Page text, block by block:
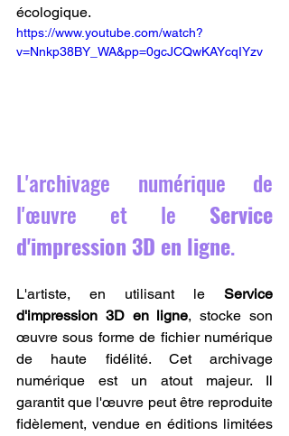
écologique.
https://www.youtube.com/watch?
v=Nnkp38BY_WA&pp=0gcJCQwKAYcqIYzv
L'archivage numérique de
l'œuvre et le Service
d'impression 3D en ligne.
L'artiste, en utilisant le Service
d'impression 3D en ligne, stocke son
œuvre sous forme de fichier numérique
de haute fidélité. Cet archivage
numérique est un atout majeur. Il
garantit que l'œuvre peut être reproduite
fidèlement, vendue en éditions limitées